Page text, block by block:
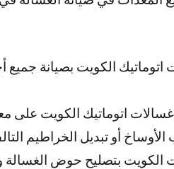
الكويت بصيانة
اتوماتيك الكويت على
أو تبديل الخراطيم
الكويت بتصليح حوض